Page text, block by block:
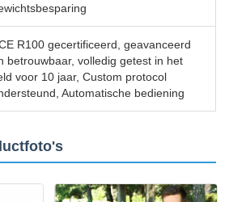
R100 gecertificeerd, geavanceerd
betrouwbaar, volledig getest in het
voor 10 jaar, Custom protocol
Automatische bediening